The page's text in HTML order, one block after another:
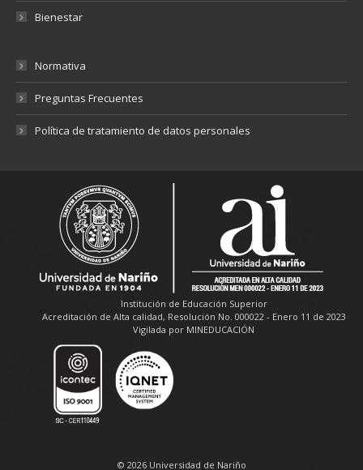
Bienestar
Normativa
Preguntas Frecuentes
Política de tratamiento de datos personales
Institución de Educación Superior
Acreditación de Alta calidad, Resolución No. 000022 - Enero 11 de 2023
Vigilada por MINEDUCACIÓN
© 2026 Universidad de Nariño